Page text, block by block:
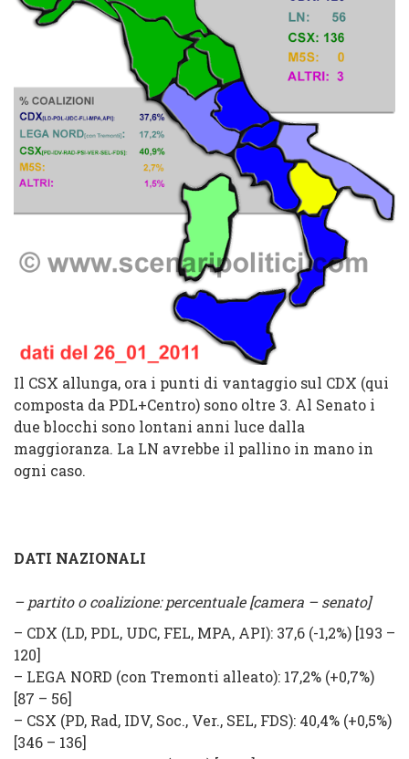
Il CSX allunga, ora i punti di vantaggio sul CDX (qui
composta da PDL+Centro) sono oltre 3. Al Senato i
due blocchi sono lontani anni luce dalla
maggioranza. La LN avrebbe il pallino in mano in
ogni caso.
DATI NAZIONALI
– partito o coalizione: percentuale [camera – senato]
– CDX (LD, PDL, UDC, FEL, MPA, API): 37,6 (-1,2%) [193 –
120]
– LEGA NORD (con Tremonti alleato): 17,2% (+0,7%)
[87 – 56]
– CSX (PD, Rad, IDV, Soc., Ver., SEL, FDS): 40,4% (+0,5%)
[346 – 136]